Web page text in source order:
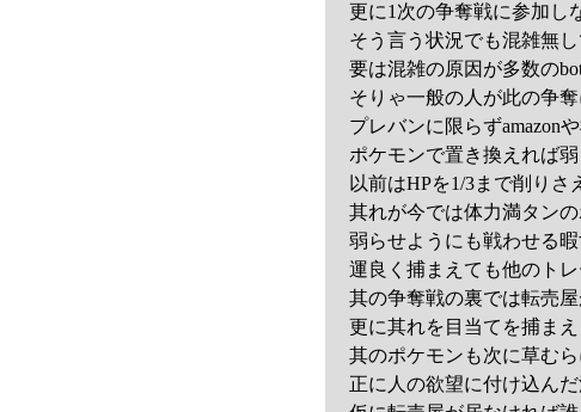
更に1次の争奪戦に参加し
そう言う状況でも混雑無
要は混雑の原因が多数の
そりゃ一般の人が此の争
プレバンに限らずamazon
ポケモンで置き換えれば
以前はHPを1/3まで削り
其れが今では体力満タン
弱らせようにも戦わせる
運良く捕まえても他のト
其の争奪戦の裏では転売
更に其れを目当てを捕ま
其のポケモンも次に草む
正に人の欲望に付け込ん